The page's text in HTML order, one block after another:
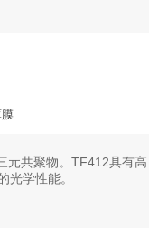
元共聚物。TF412具有高
光学性能。